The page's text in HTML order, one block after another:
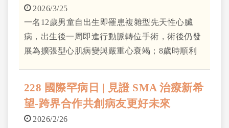
開心手術 健康重返校園生活
2026/3/25
一名12歲男童自出生即罹患複雜型先天性心臟
病，出生後一周即進行動脈轉位手術，術後仍發
展為擴張型心肌病變與嚴重心衰竭；8歲時順利
逆流問題。
228 國際罕病日 | 見證 SMA 治療新希
望-跨界合作共創病友更好未來
2026/2/26